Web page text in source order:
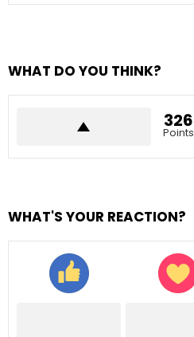
WHAT DO YOU THINK?
326
Points
WHAT'S YOUR REACTION?